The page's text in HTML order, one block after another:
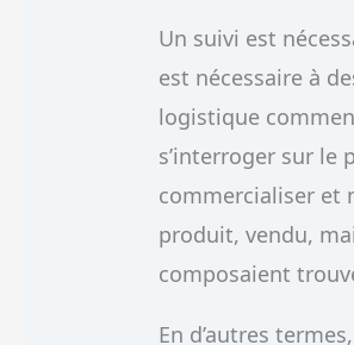
Un suivi est
est nécessaire à
logistique
s’interroger sur le
commercialiser et
produit, vendu,
composaient
En d’autres